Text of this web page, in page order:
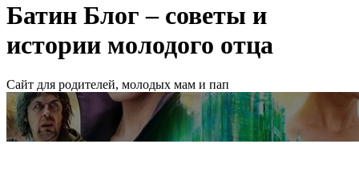
Батин Блог – советы и
истории молодого отца
Сайт для родителей, молодых мам и пап